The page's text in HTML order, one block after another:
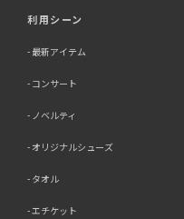
利用シーン
最新アイテム
コンサート
ノベルティ
オリジナルシューズ
タオル
エチケット